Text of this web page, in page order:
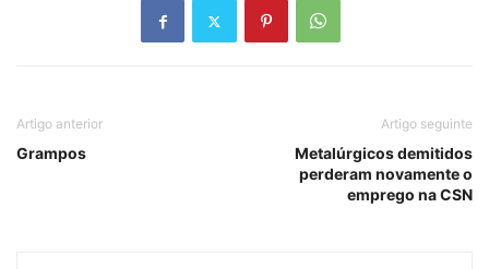
Artigo anterior
Grampos
Artigo seguinte
Metalúrgicos demitidos
perderam novamente o
emprego na CSN